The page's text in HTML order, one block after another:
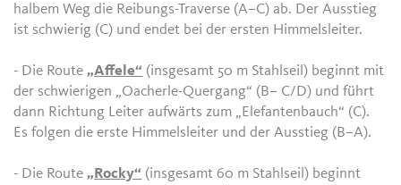
halbem Weg die Reibungs-Traverse (A–C) ab. Der Ausstieg
ist schwierig (C) und endet bei der ersten Himmelsleiter.
- Die Route„Affele“ (insgesamt 50 m Stahlseil) beginnt mit
der schwierigen „Oacherle-Quergang“ (B– C/D) und führt
dann Richtung Leiter aufwärts zum „Elefantenbauch“ (C).
Es folgen die erste Himmelsleiter und der Ausstieg (B–A).
- Die Route„Rocky“ (insgesamt 60 m Stahlseil) beginnt